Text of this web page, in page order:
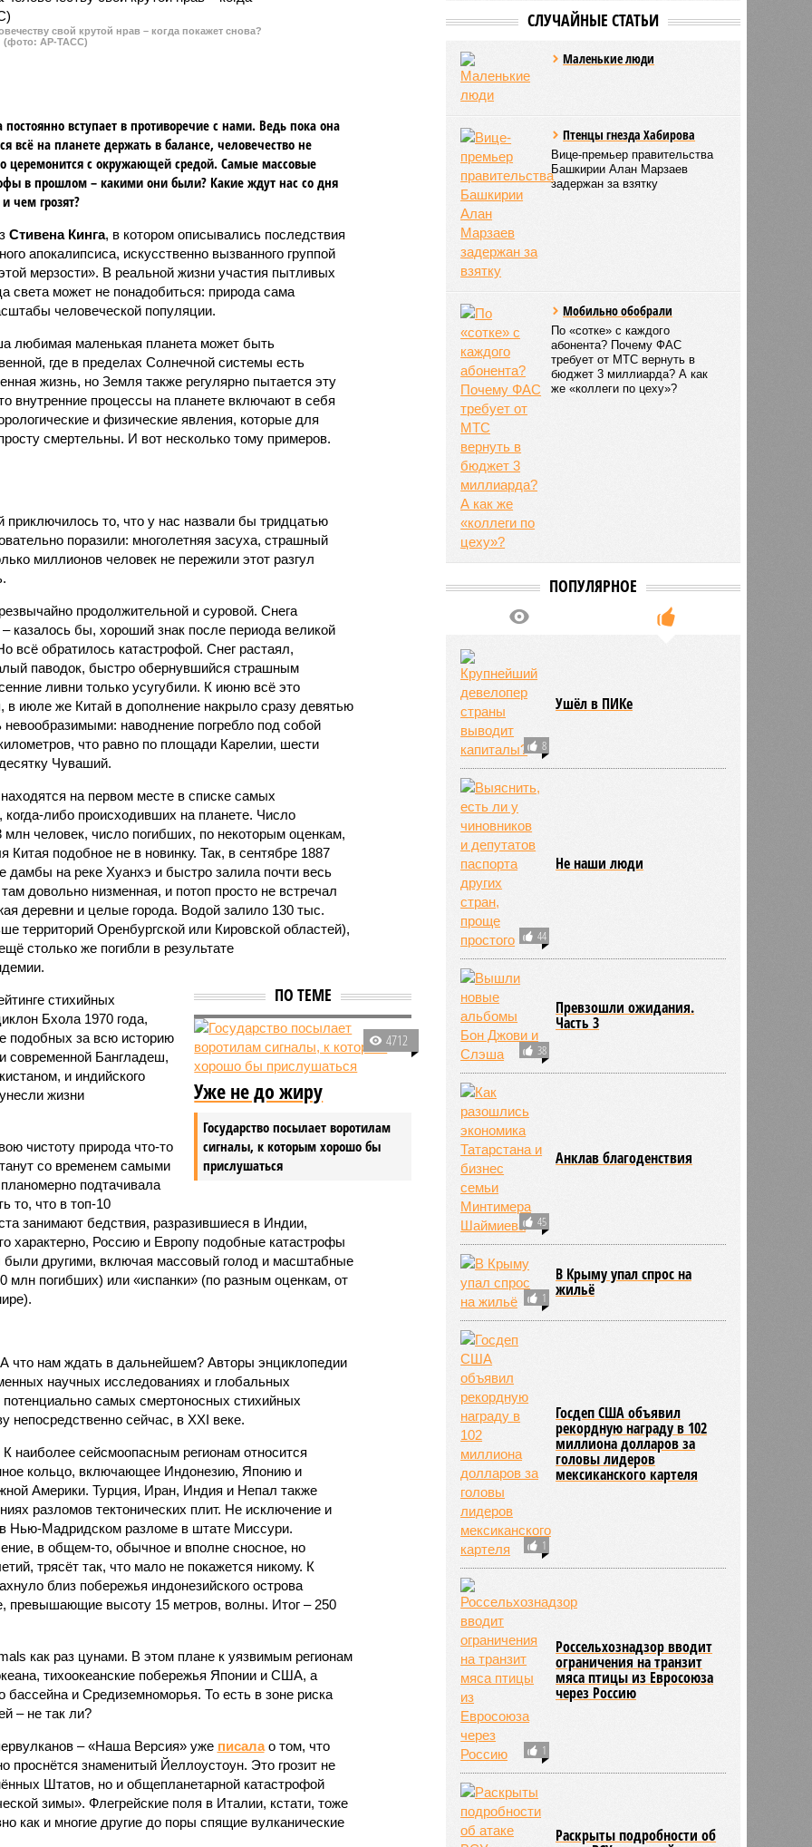
свой крутой нрав – когда покажет снова?
(фото: АР-ТАСС)
постоянно вступает в противоречие с нами. Ведь пока она
всё на планете держать в балансе, человечество не
церемонится с окружающей средой. Самые массовые
в прошлом – какими они были? Какие ждут нас со дня
чем грозят?
Стивена Кинга, в котором описывались последствия
апокалипсиса, искусственно вызванного группой
мерзости». В реальной жизни участия пытливых
света может не понадобиться: природа сама
человеческой популяции.
любимая маленькая планета может быть
где в пределах Солнечной системы есть
жизнь, но Земля также регулярно пытается эту
внутренние процессы на планете включают в себя
и физические явления, которые для
смертельны. И вот несколько тому примеров.
то, что у нас назвали бы тридцатью
поразили: многолетняя засуха, страшный
миллионов человек не пережили этот разгул
продолжительной и суровой. Снега
казалось бы, хороший знак после периода великой
всё обратилось катастрофой. Снег растаял,
паводок, быстро обернувшийся страшным
ливни только усугубили. К июню всё это
в июле же Китай в дополнение накрыло сразу девятью
наводнение погребло под собой
что равно по площади Карелии, шести
Чуваший.
на первом месте в списке самых
либо происходивших на планете. Число
млн человек, число погибших, по некоторым оценкам,
подобное не в новинку. Так, в сентябре 1887
дамбы на реке Хуанхэ и быстро залила почти весь
довольно низменная, и потоп просто не встречал
деревни и целые города. Водой залило 130 тыс.
территорий Оренбургской или Кировской областей),
столько же погибли в результате
ПО ТЕМЕ
4712
Уже не до жиру
Государство посылает воротилам
сигналы, к которым хорошо бы
прислушаться
стихийных
Бхола 1970 года,
за всю историю
современной Бангладеш,
и индийского
жизни
чистоту природа что-то
со временем самыми
подтачивала
то, что в топ-10
занимают бедствия, разразившиеся в Индии,
характерно, Россию и Европу подобные катастрофы
были другими, включая массовый голод и масштабные
млн погибших) или «испанки» (по разным оценкам, от
что нам ждать в дальнейшем? Авторы энциклопедии
научных исследованиях и глобальных
потенциально самых смертоносных стихийных
непосредственно сейчас, в XXI веке.
наиболее сейсмоопасным регионам относится
кольцо, включающее Индонезию, Японию и
Америки. Турция, Иран, Индия и Непал также
разломов тектонических плит. Не исключение и
Нью-Мадридском разломе в штате Миссури.
в общем-то, обычное и вполне сносное, но
трясёт так, что мало не покажется никому. К
близ побережья индонезийского острова
превышающие высоту 15 метров, волны. Итог – 250
как раз цунами. В этом плане к уязвимым регионам
тихо­океанские побережья Японии и США, а
бассейна и Средиземноморья. То есть в зоне риска
– не так ли?
– «Наша Версия» уже писалао том, что
проснётся знаменитый Йеллоустоун. Это грозит не
Штатов, но и общепланетарной катастрофой
зимы». Флегрейские поля в Италии, кстати, тоже
как и многие другие до поры спящие вулканические
СЛУЧАЙНЫЕ СТАТЬИ
Mаленькие люди
Птенцы гнезда Хабирова
Вице-премьер правительства
Башкирии Алан Марзаев
задержан за взятку
Мобильно обобрали
По «сотке» с каждого
абонента? Почему ФАС
требует от МТС вернуть в
бюджет 3 миллиарда? А как
же «коллеги по цеху»?
ПОПУЛЯРНОЕ
8
Ушёл в ПИКе
44
Не наши люди
38
Превзошли ожидания.
Часть 3
45
Анклав благоденствия
1
В Крыму упал спрос на
жильё
1
Госдеп США объявил
рекордную награду в 102
миллиона долларов за
головы лидеров
мексиканского картеля
1
Россельхознадзор вводит
ограничения на транзит
мяса птицы из Евросоюза
через Россию
Раскрыты подробности об